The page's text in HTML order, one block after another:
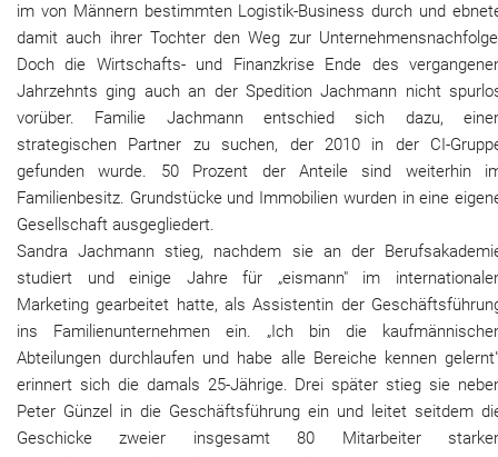
im von Männern bestimmten Logistik-Business durch und
damit auch ihrer Tochter den Weg zur
Doch die Wirtschafts- und Finanzkrise Ende des
Jahrzehnts ging auch an der Spedition Jachmann nicht
vorüber. Familie Jachmann entschied sich dazu,
strategischen Partner zu suchen, der 2010 in der CI-
gefunden wurde. 50 Prozent der Anteile sind weiterhin
Familienbesitz. Grundstücke und Immobilien wurden in eine
Gesellschaft ausgegliedert.
Sandra Jachmann stieg, nachdem sie an der
studiert und einige Jahre für „eismann" im
Marketing gearbeitet hatte, als Assistentin der
ins Familienunternehmen ein. „Ich bin die
Abteilungen durchlaufen und habe alle Bereiche kennen
erinnert sich die damals 25-Jährige. Drei später stieg sie
Peter Günzel in die Geschäftsführung ein und leitet seitdem
Geschicke zweier insgesamt 80 Mitarbeiter